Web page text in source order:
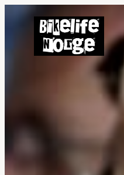
Hopp
innhold